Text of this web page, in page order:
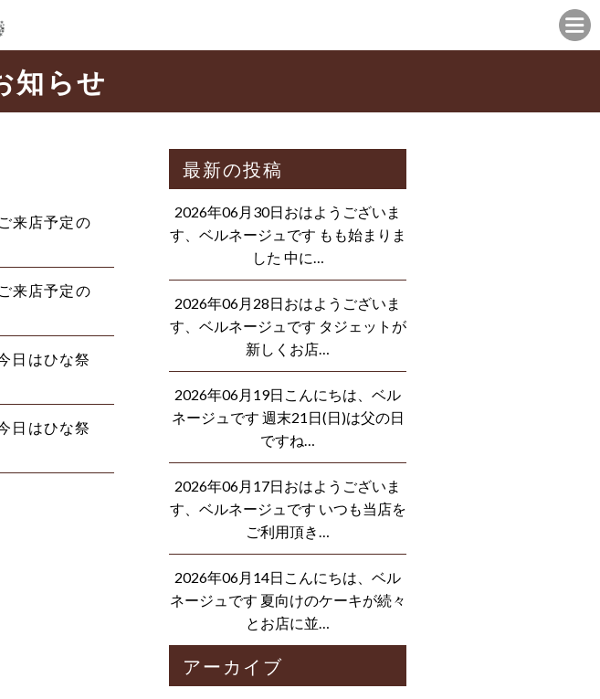
知らせ
来店予定の
来店予定の
日はひな祭
日はひな祭
最新の投稿
2026年06月30日おはようございま
す、ベルネージュです もも始まりま
した 中に…
2026年06月28日おはようございま
す、ベルネージュです タジェットが
新しくお店…
2026年06月19日こんにちは、ベル
ネージュです 週末21日(日)は父の日
ですね…
2026年06月17日おはようございま
す、ベルネージュです いつも当店を
ご利用頂き…
2026年06月14日こんにちは、ベル
ネージュです 夏向けのケーキが続々
とお店に並…
アーカイブ